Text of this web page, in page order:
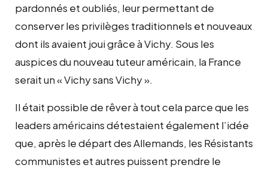
pardonnés et oubliés, leur permettant de
conserver les privilèges traditionnels et nouveaux
dont ils avaient joui grâce à Vichy. Sous les
auspices du nouveau tuteur américain, la France
serait un « Vichy sans Vichy ».
Il était possible de rêver à tout cela parce que les
leaders américains détestaient également l’idée
que, après le départ des Allemands, les Résistants
communistes et autres puissent prendre le